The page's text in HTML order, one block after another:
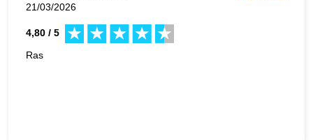
21/03/2026
4,80 / 5
Ras